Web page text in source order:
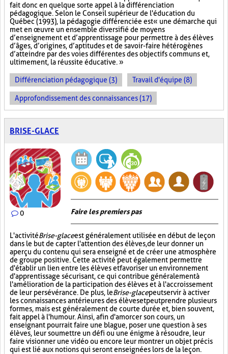
fait donc en quelque sorte appel à la différenciation
pédagogique. Selon le Conseil supérieur de l'éducation du
Québec (1993), la pédagogie différenciée est « une démarche qui
met en œuvre un ensemble diversifié de moyens
d’enseignement et d’apprentissage pour permettre à des élèves
d’âges, d’origines, d’aptitudes et de savoir-faire hétérogènes
d’atteindre par des voies différentes des objectifs communs et,
ultimement, la réussite éducative. »
Différenciation pédagogique (3) Travail d'équipe (8)
Approfondissement des connaissances (17)
BRISE-GLACE
0 Faire les premiers pas
L'activitéBrise-glaceest généralement utilisée en début de leçon
dans le but de capter l'attention des élèves, de leur donner un
aperçu du contenu qui sera enseigné et de créer une atmosphère
de groupe positive. Cette activité peut également permettre
d'établir un lien entre les élèves et favoriser un environnement
d'apprentissage sécurisant, ce qui contribue généralement à
l'amélioration de la participation des élèves et à l'accroissement
de leur persévérance. De plus, leBrise-glacepeut servir à activer
les connaissances antérieures des élèves et peut prendre plusieurs
formes, mais est généralement de courte durée et, bien souvent,
fait appel à l'humour. Ainsi, afin d'amorcer son cours, un
enseignant pourrait faire une blague, poser une question à ses
élèves, leur soumettre un défi ou une énigme à résoudre, leur
faire visionner une vidéo ou encore leur montrer un objet précis
qui est lié aux notions qui seront enseignées lors de la leçon.